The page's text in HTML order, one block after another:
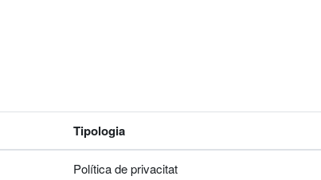
Tipologia
Política de privacitat